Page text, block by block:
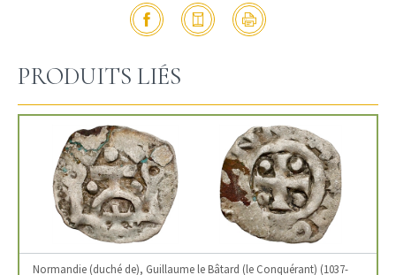
PRODUITS LIÉS
Normandie (duché de), Guillaume le Bâtard (le Conquérant) (1037-